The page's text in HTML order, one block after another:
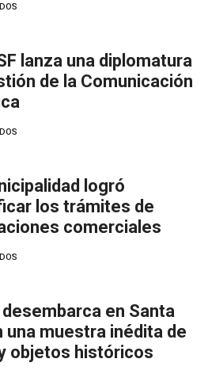
lanza una diplomatura
de la Comunicación
logró
los trámites de
comerciales
en Santa
una muestra inédita de
objetos históricos